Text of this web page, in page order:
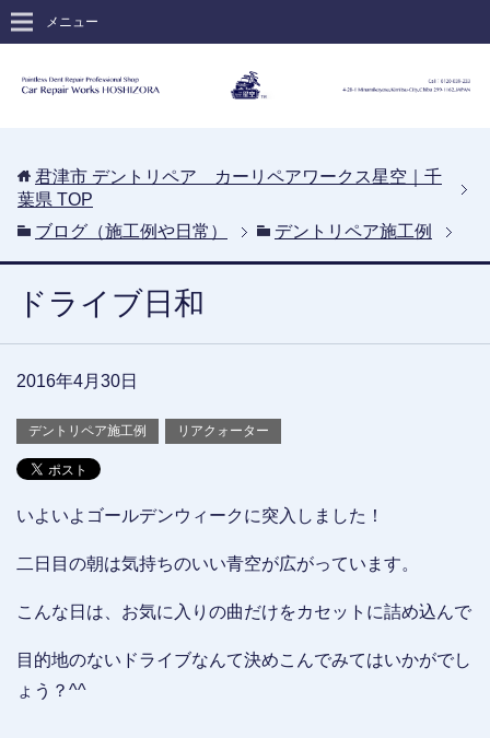
メニュー
君津市 デントリペア カーリペアワークス星空｜千
葉県 TOP
ブログ（施工例や日常）
デントリペア施工例
ドライブ日和
2016年4月30日
デントリペア施工例 リアクォーター
いよいよゴールデンウィークに突入しました！
二日目の朝は気持ちのいい青空が広がっています。
こんな日は、お気に入りの曲だけをカセットに詰め込んで
目的地のないドライブなんて決めこんでみてはいかがでし
ょう？^^